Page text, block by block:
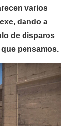
varios
dando a
de disparos
pensamos.